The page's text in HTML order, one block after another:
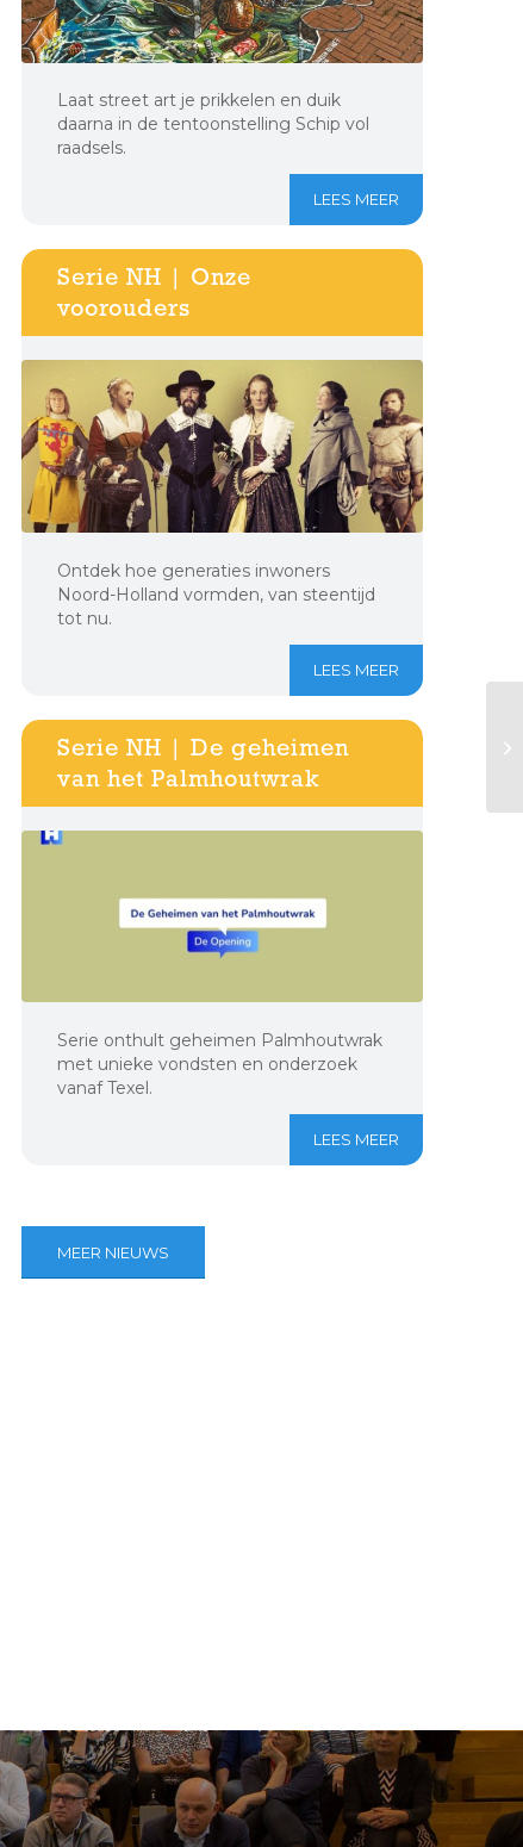
Laat street art je prikkelen en duik
daarna in de tentoonstelling Schip vol
raadsels.
LEES MEER
Serie NH | Onze
voorouders
Ontdek hoe generaties inwoners
Noord-Holland vormden, van steentijd
tot nu.
LEES MEER
Serie NH | De geheimen
van het Palmhoutwrak
Serie onthult geheimen Palmhoutwrak
met unieke vondsten en onderzoek
vanaf Texel.
LEES MEER
MEER NIEUWS